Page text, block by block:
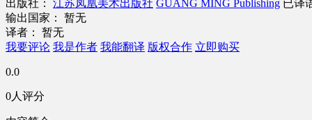
出版社： 江苏凤凰美术出版社 GUANG MING Publishing 已译
输出国家： 暂无
译者： 暂无
我要评论 我是作者 我能翻译 版权合作 立即购买
0.0
0人评分